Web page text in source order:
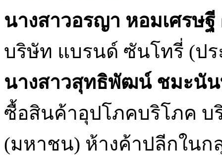
นางสาวอรญา หอมเศรษฐี
บริษัท แบรนด์ ซันโทรี่ (ปร
นางสาวสุทธิพัฒน์ ชมะนั
ซื้อสินค้าอุปโภคบริโภค บ
(มหาชน) ห้างค้าปลีกในก